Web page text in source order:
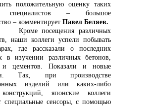
положительную оценку таких
специалистов – большое
– комментирует Павел Беляев.
посещения различных
наши коллеги успели побывать
где рассказали о последних
в изучении различных бетонов,
и цементов. Показали и новые
Так, при производстве
изделий или каких-либо
японские коллеги
специальные сенсоры, с помощью